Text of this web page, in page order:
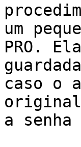
um
PRO.
caso o
a